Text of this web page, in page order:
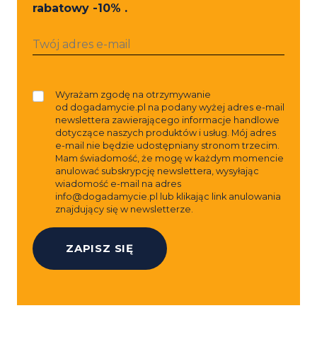
rabatowy -10% .
Wyrażam zgodę na otrzymywanie
od dogadamycie.pl na podany wyżej adres e-mail
newslettera zawierającego informacje handlowe
dotyczące naszych produktów i usług. Mój adres
e-mail nie będzie udostępniany stronom trzecim.
Mam świadomość, że mogę w każdym momencie
anulować subskrypcję newslettera, wysyłając
wiadomość e-mail na adres
info@dogadamycie.pl lub klikając link anulowania
znajdujący się w newsletterze.